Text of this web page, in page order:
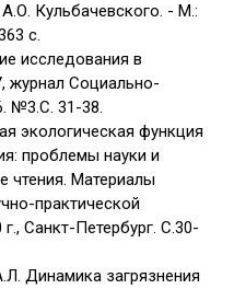
Кульбачевского. - М.:
с.
исследования в
журнал Социально-
№3.С. 31-38.
экологическая функция
проблемы науки и
чтения. Материалы
практической
Санкт-Петербург. С.30-
Динамика загрязнения